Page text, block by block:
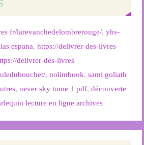
fr/larevanchedelombrerouge/,yhs-
espana,https://delivrer-des-livres
delivrer-des-livres
,nolimbook,sami goliath
,never sky tome 1 pdf,découverte
lecture en ligne archives